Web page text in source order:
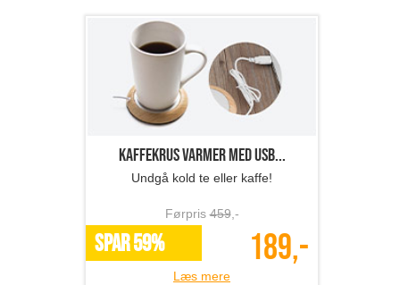
Kaffekrus varmer med USB...
Undgå kold te eller kaffe!
Førpris459,-
SPAR 59% 189,-
Læs mere